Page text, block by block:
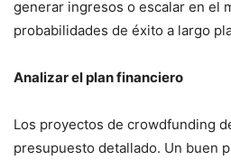
generar ingresos o escalar en el
probabilidades de éxito a largo
Analizar el plan financiero
Los proyectos de crowdfunding
presupuesto detallado. Un buen